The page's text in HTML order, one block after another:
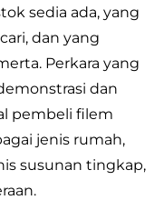
sedia ada, yang
dan yang
Perkara yang
dan
pembeli filem
jenis rumah,
susunan tingkap,